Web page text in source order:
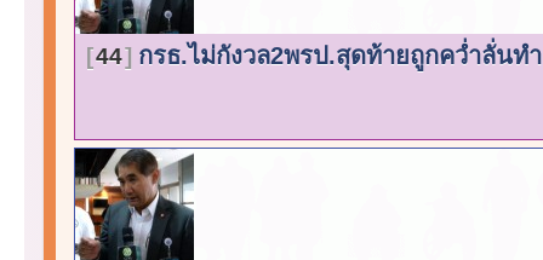
44 กรธ.ไม่กังวล2พรป.สุดท้ายถูกคว่ำลั่นท